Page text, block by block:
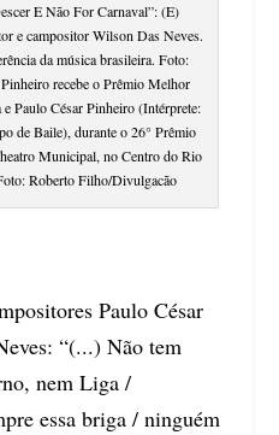
E Não For Carnaval”: (E)
e campositor Wilson Das Neves.
da música brasileira. Foto:
recebe o Prêmio Melhor
Paulo César Pinheiro (Intérprete:
de Baile), durante o 26° Prêmio
Municipal, no Centro do Rio
Roberto Filho/Divulgacão
Paulo César
“(...) Não tem
nem Liga /
essa briga / ninguém